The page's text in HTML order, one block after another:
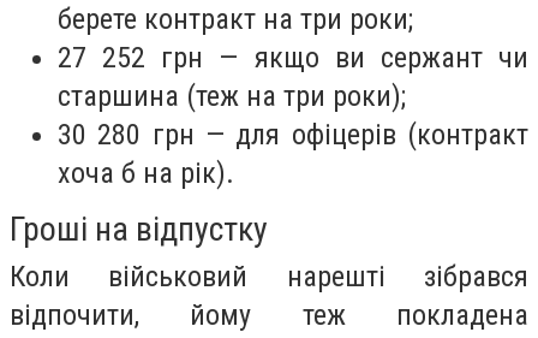
берете контракт на три роки;
27 252 грн — якщо ви сержант чи
старшина (теж на три роки);
30 280 грн — для офіцерів (контракт
хоча б на рік).
Гроші на відпустку
Коли військовий нарешті зібрався
відпочити, йому теж покладена